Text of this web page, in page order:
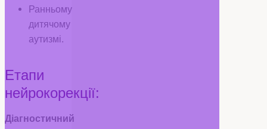
Ранньому
дитячому
аутизмі.
Етапи
нейрокорекції:
Діагностичний